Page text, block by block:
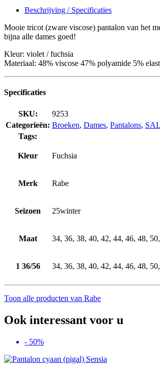
Beschrijving / Specificaties
Mooie tricot (zware viscose) pantalon van het
bijna alle dames goed!
Kleur: violet / fuchsia
Materiaal: 48% viscose 47% polyamide 5%
Specificaties
SKU:
9253
Categorieën: Broeken, Dames, Pantalons,
Tags:
Kleur Fuchsia
Merk Rabe
Seizoen 25winter
Maat 34, 36, 38, 40, 42, 44, 46, 48,
1 36/56 34, 36, 38, 40, 42, 44, 46, 48,
Toon alle producten van Rabe
Ook interessant voor u
- 50%